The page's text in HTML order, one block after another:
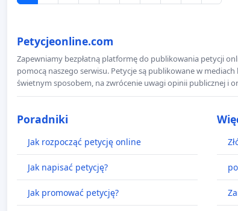
Petycjeonline.com
Zapewniamy bezpłatną platformę do publikowania petycji
pomocą naszego serwisu. Petycje są publikowane w
świetnym sposobem, na zwrócenie uwagi opinii publicznej i
Poradniki
Jak rozpocząć petycję online
Jak napisać petycję?
Jak promować petycję?